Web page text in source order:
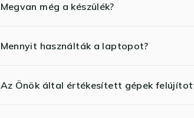
Megvan még a készülék?
Mennyit használták a laptopot?
Az Önök által értékesített gépek